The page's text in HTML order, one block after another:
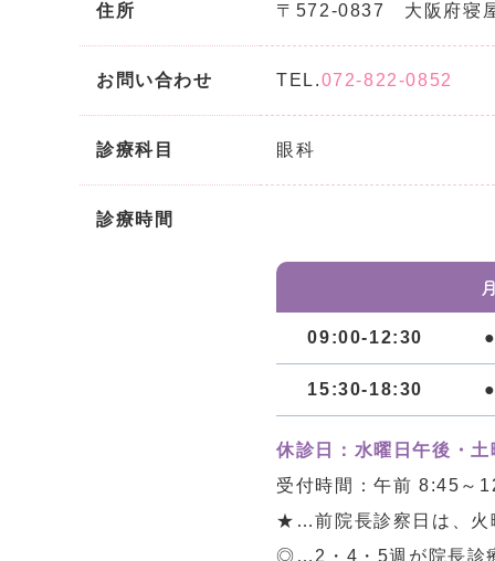
住所 〒572-0837 大阪府寝
お問い合わせ TEL.072-822-0852
診療科目 眼科
診療時間
09:00-12:30
15:30-18:30
休診日：水曜日午後・
受付時間：午前 8:45～
★…前院長診察日は、火
◎…2・4・5週が院長診